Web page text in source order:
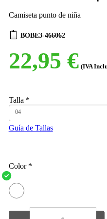
Camiseta punto de niña
BOBE3-466062
22,95 € (IVA
Talla *
04
Guía de Tallas
Color *